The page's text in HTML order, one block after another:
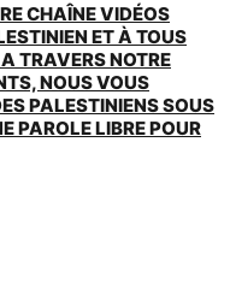
CHAÎNE VIDÉOS
ET À TOUS
TRAVERS NOTRE
NOUS VOUS
PALESTINIENS SOUS
PAROLE LIBRE POUR